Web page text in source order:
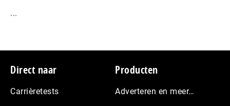
...
Footer
Direct naar
Carrièretests
Producten
Adverteren en meer…